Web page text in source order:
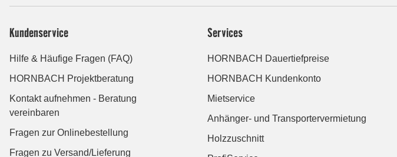
Kundenservice
Hilfe & Häufige Fragen (FAQ)
HORNBACH Projektberatung
Kontakt aufnehmen - Beratung
vereinbaren
Fragen zur Onlinebestellung
Fragen zu Versand/Lieferung
Services
HORNBACH Dauertiefpreise
HORNBACH Kundenkonto
Mietservice
Anhänger- und Transportervermietung
Holzzuschnitt